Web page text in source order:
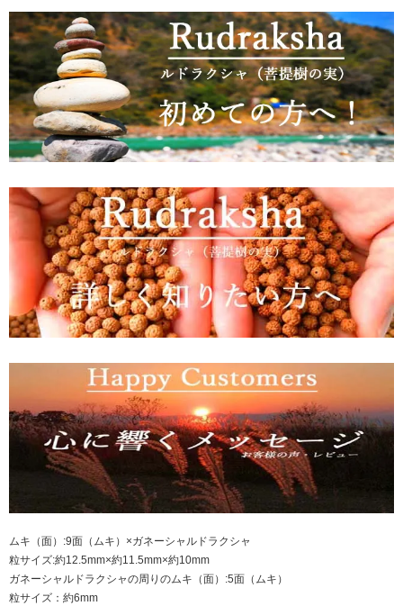
ムキ（面）:9面（ムキ）×ガネーシャルドラクシャ
粒サイズ:約12.5mm×約11.5mm×約10mm
ガネーシャルドラクシャの周りのムキ（面）:5面（ムキ）
粒サイズ：約6mm